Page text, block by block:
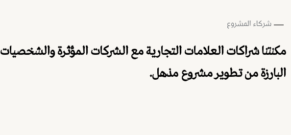
شركاء المشروع
مكنتنا شراكات العلامات التجارية مع الشركات المؤثرة والشخصيات
البارزة من تطوير مشروع مذهل.